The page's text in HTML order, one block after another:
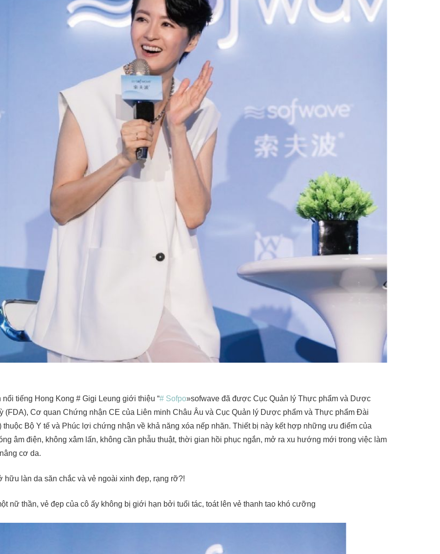
nổi tiếng Hong Kong # Gigi Leung giới thiệu “# Sofpo»sofwave đã được Cục Quản lý Thực phẩm và Dược
(FDA), Cơ quan Chứng nhận CE của Liên minh Châu Âu và Cục Quản lý Dược phẩm và Thực phẩm Đài
thuộc Bộ Y tế và Phúc lợi chứng nhận về khả năng xóa nếp nhăn. Thiết bị này kết hợp những ưu điểm của
âm điện, không xâm lấn, không cần phẫu thuật, thời gian hồi phục ngắn, mở ra xu hướng mới trong việc làm
cơ da.
hữu làn da săn chắc và vẻ ngoài xinh đẹp, rạng rỡ?!
nữ thần, vẻ đẹp của cô ấy không bị giới hạn bởi tuổi tác, toát lên vẻ thanh tao khó cưỡng